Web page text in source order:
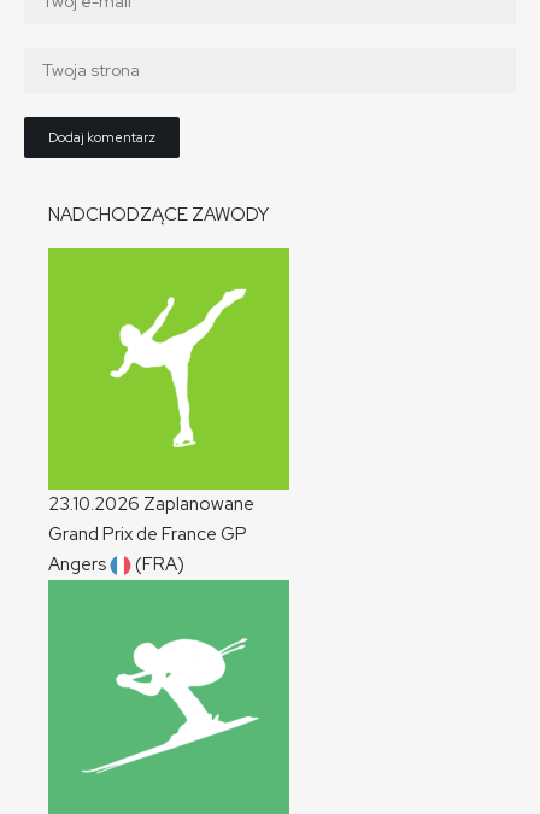
NADCHODZĄCE ZAWODY
23.10.2026 Zaplanowane
Grand Prix de France GP
Angers
(FRA)